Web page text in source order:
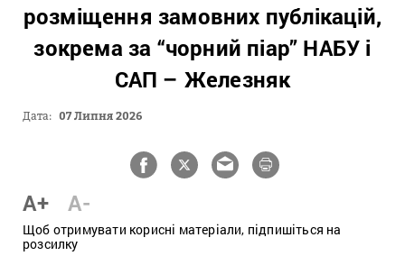
розміщення замовних публікацій,
зокрема за “чорний піар” НАБУ і
САП – Железняк
Дата: 07 Липня 2026
A+ A-
Щоб отримувати корисні матеріали, підпишіться на
розсилку